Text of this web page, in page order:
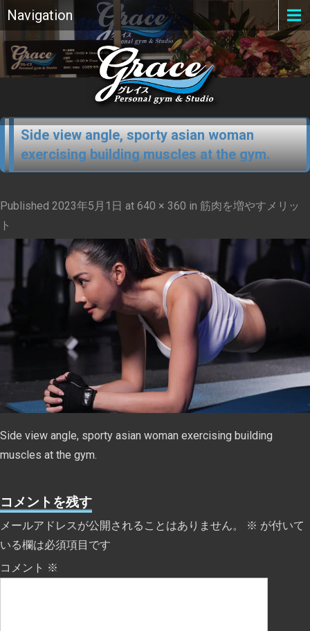
Navigation
Side view angle, sporty asian woman
exercising building muscles at the gym.
Published 2023年5月1日 at 640 × 360 in 筋肉を増やすメリッ
ト
Side view angle, sporty asian woman exercising building
muscles at the gym.
コメントを残す
メールアドレスが公開されることはありません。 ※ が付いて
いる欄は必須項目です
コメント ※